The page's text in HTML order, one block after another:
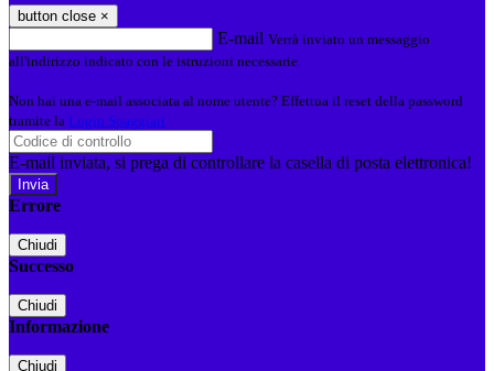
button close ×
E-mail Verrà inviato un messaggio
all'indirizzo indicato con le istruzioni necessarie.
Non hai una e-mail associata al nome utente? Effettua il reset della password
tramite la Login Spaggiari
E-mail inviata, si prega di controllare la casella di posta elettronica!
Errore
Chiudi
Successo
Chiudi
Informazione
Chiudi